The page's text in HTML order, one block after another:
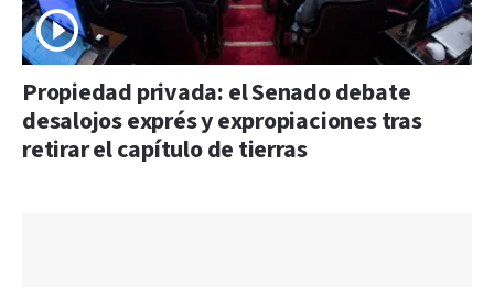
Propiedad privada: el Senado debate
desalojos exprés y expropiaciones tras
retirar el capítulo de tierras